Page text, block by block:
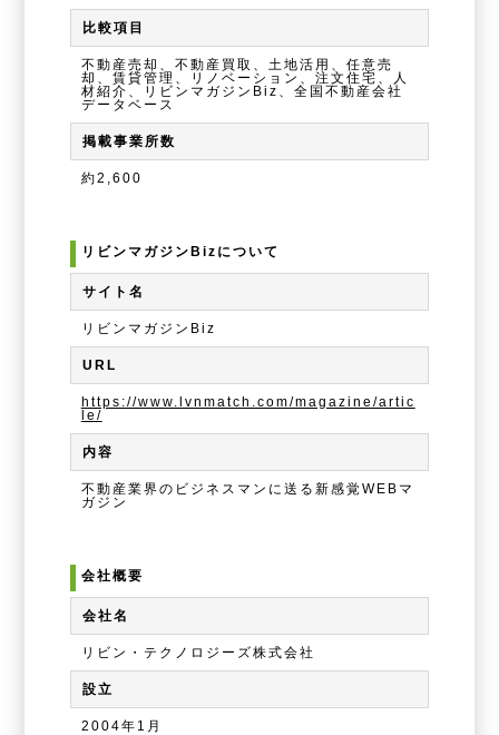
比較項目
不動産売却、不動産買取、土地活用、任意売
却、賃貸管理、リノベーション、注文住宅、人
材紹介、リビンマガジンBiz、全国不動産会社
データベース
掲載事業所数
約2,600
リビンマガジンBizについて
サイト名
リビンマガジンBiz
URL
https://www.lvnmatch.com/magazine/artic
le/
内容
不動産業界のビジネスマンに送る新感覚WEBマ
ガジン
会社概要
会社名
リビン・テクノロジーズ株式会社
設立
2004年1月